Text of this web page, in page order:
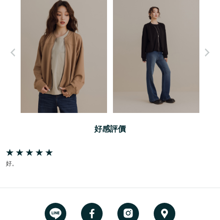
好感評價
好。